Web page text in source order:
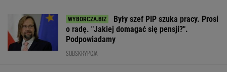
Były szef PIP szuka pracy. Prosi
o radę. "Jakiej domagać się pensji?".
Podpowiadamy
SUBSKRYPCJA